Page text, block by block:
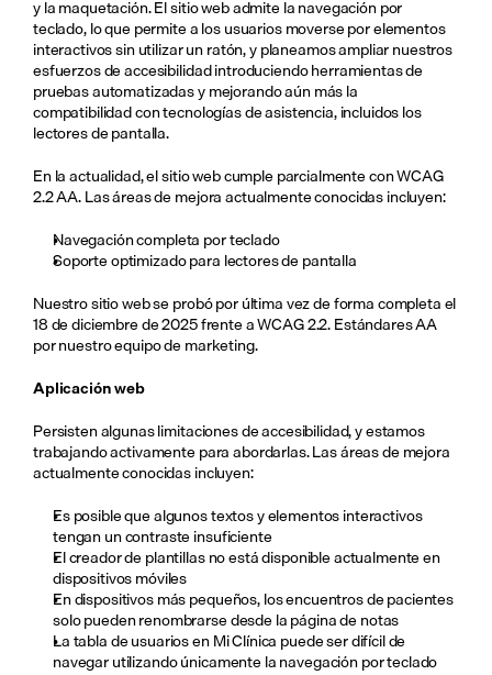
y la maquetación. El sitio web admite la navegación por
teclado, lo que permite a los usuarios moverse por elementos
interactivos sin utilizar un ratón, y planeamos ampliar nuestros
esfuerzos de accesibilidad introduciendo herramientas de
pruebas automatizadas y mejorando aún más la
compatibilidad con tecnologías de asistencia, incluidos los
lectores de pantalla.
En la actualidad, el sitio web cumple parcialmente con WCAG
2.2 AA. Las áreas de mejora actualmente conocidas incluyen:
Navegación completa por teclado
Soporte optimizado para lectores de pantalla
Nuestro sitio web se probó por última vez de forma completa el
18 de diciembre de 2025 frente a WCAG 2.2. Estándares AA
por nuestro equipo de marketing.
Aplicación web
Persisten algunas limitaciones de accesibilidad, y estamos
trabajando activamente para abordarlas. Las áreas de mejora
actualmente conocidas incluyen:
Es posible que algunos textos y elementos interactivos
tengan un contraste insuficiente
El creador de plantillas no está disponible actualmente en
dispositivos móviles
En dispositivos más pequeños, los encuentros de pacientes
solo pueden renombrarse desde la página de notas
La tabla de usuarios en Mi Clínica puede ser difícil de
navegar utilizando únicamente la navegación por teclado